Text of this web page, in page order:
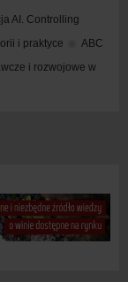
AI. Controlling
i praktyce
ABC
i rozwojowe w